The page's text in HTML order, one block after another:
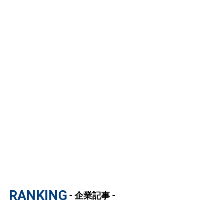
RANKING - 企業記事 -